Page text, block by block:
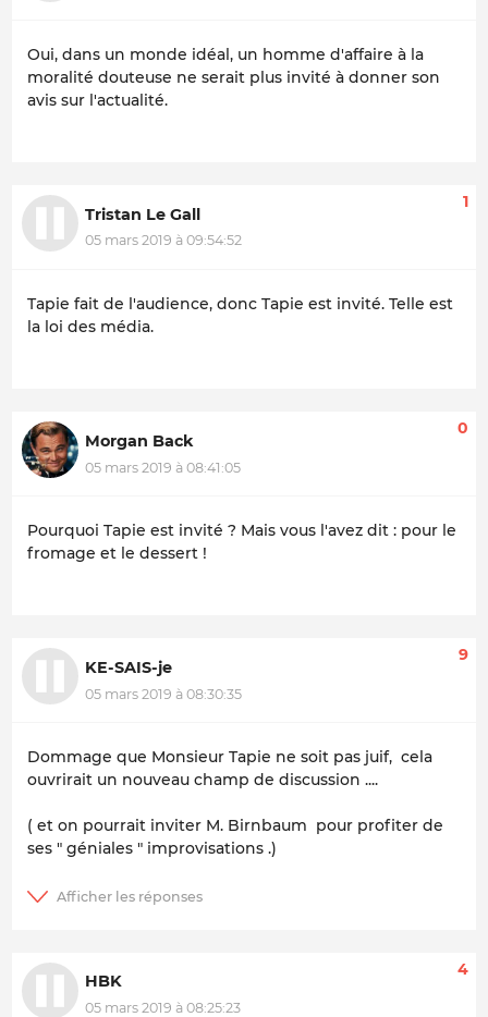
Oui, dans un monde idéal, un homme d'affaire à la
moralité douteuse ne serait plus invité à donner son
avis sur l'actualité.
Tristan Le Gall
05 mars 2019 à 09:54:52
1
Tapie fait de l'audience, donc Tapie est invité. Telle est
la loi des média.
Morgan Back
05 mars 2019 à 08:41:05
0
Pourquoi Tapie est invité ? Mais vous l'avez dit : pour le
fromage et le dessert !
KE-SAIS-je
05 mars 2019 à 08:30:35
9
Dommage que Monsieur Tapie ne soit pas juif, cela
ouvrirait un nouveau champ de discussion ....
( et on pourrait inviter M. Birnbaum pour profiter de
ses " géniales " improvisations .)
HBK
05 mars 2019 à 08:25:23
4